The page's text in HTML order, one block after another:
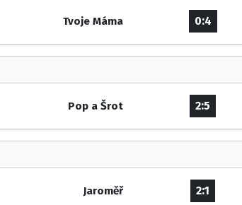
Tvoje Máma 0:4
Pop a Šrot 2:5
Jaroměř 2:1